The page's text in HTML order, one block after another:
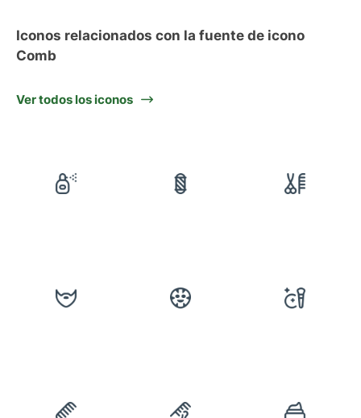
Iconos relacionados con la fuente de icono
Comb
Ver todos los iconos